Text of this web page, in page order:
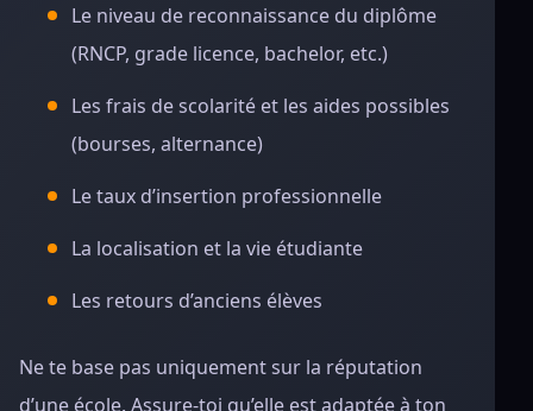
Le niveau de reconnaissance du diplôme
(RNCP, grade licence, bachelor, etc.)
Les frais de scolarité et les aides possibles
(bourses, alternance)
Le taux d’insertion professionnelle
La localisation et la vie étudiante
Les retours d’anciens élèves
Ne te base pas uniquement sur la réputation
d’une école. Assure-toi qu’elle est adaptée à ton